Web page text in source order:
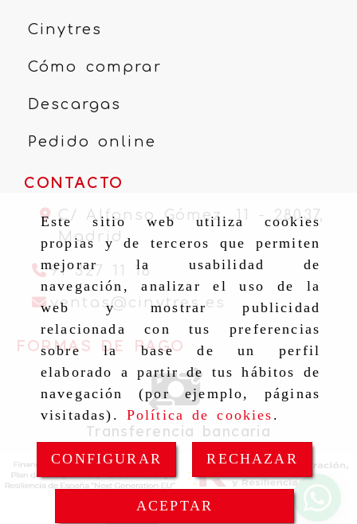
Este sitio web utiliza cookies
propias y de terceros que permiten
mejorar la usabilidad de
navegación, analizar el uso de la
web y mostrar publicidad
relacionada con tus preferencias
sobre la base de un perfil
elaborado a partir de tus hábitos de
navegación (por ejemplo, páginas
visitadas). Política de cookies .
CONFIGURAR RECHAZAR
ACEPTAR
Cinytres
Cómo comprar
Descargas
Pedido online
CONTACTO
C/ Alfonso Gómez, 11 - 28037,
Madrid
91 327 11 16
ventas cinytres.es ventas
FORMAS DE PAGO
Transferencia bancaria